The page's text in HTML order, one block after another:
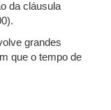
da cláusula
grandes
que o tempo de